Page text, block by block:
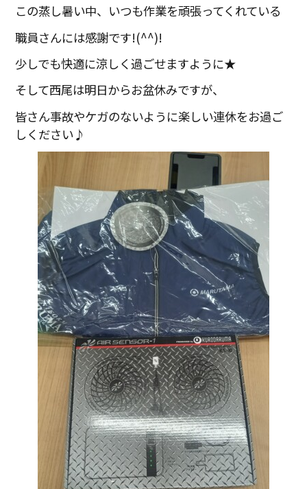
この蒸し暑い中、いつも作業を頑張ってくれている
職員さんには感謝です!(^^)!
少しでも快適に涼しく過ごせますように★
そして西尾は明日からお盆休みですが、
皆さん事故やケガのないように楽しい連休をお過ご
しください♪